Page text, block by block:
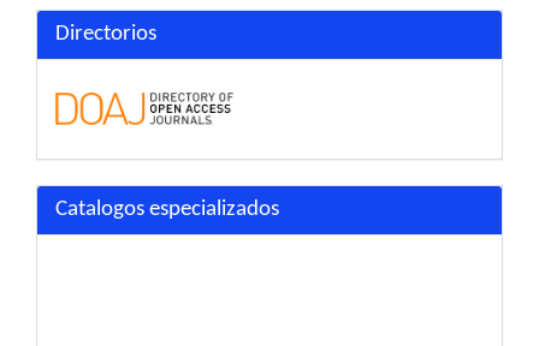
Directorios
Catalogos especializados